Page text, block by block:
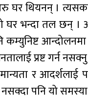
घर थियनन् ।
घर भन्दा तल छन् ।
प्रष्ट गर्न
र आदर्शलाई
पनि यो समस्या